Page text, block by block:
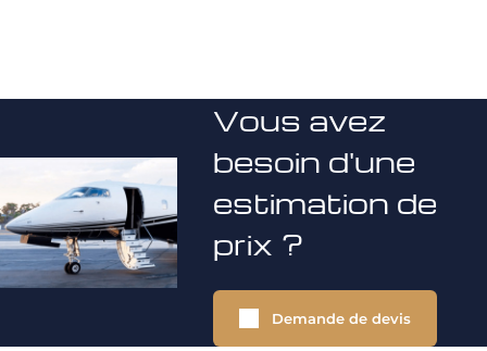
Vous avez
besoin d'une
estimation de
prix ?
Demande de devis